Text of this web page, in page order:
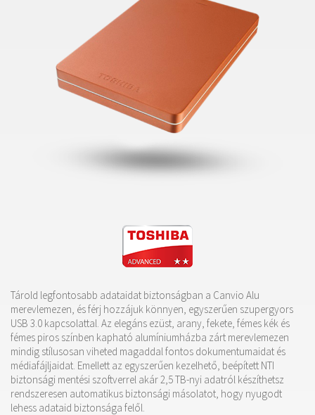
Tárold legfontosabb adataidat biztonságban a Canvio Alu
merevlemezen, és férj hozzájuk könnyen, egyszerűen szupergyors
USB 3.0 kapcsolattal. Az elegáns ezüst, arany, fekete, fémes kék és
fémes piros színben kapható alumíniumházba zárt merevlemezen
mindig stílusosan viheted magaddal fontos dokumentumaidat és
médiafájljaidat. Emellett az egyszerűen kezelhető, beépített NTI
biztonsági mentési szoftverrel akár 2,5 TB-nyi adatról készíthetsz
rendszeresen automatikus biztonsági másolatot, hogy nyugodt
lehess adataid biztonsága felől.